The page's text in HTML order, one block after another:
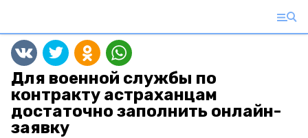
Для военной службы по
контракту астраханцам
достаточно заполнить онлайн-
заявку